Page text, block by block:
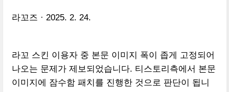
라꼬즈 2025. 2. 24.
라꼬 스킨 이용자 중 본문 이미지 폭이 좁게 고정되어
나오는 문제가 제보되었습니다. 티스토리측에서 본문
이미지에 잠수함 패치를 진행한 것으로 판단이 됩니